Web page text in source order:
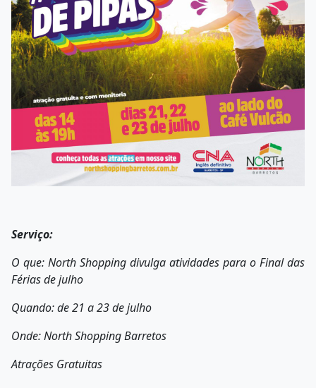
Serviço:
O que: North Shopping divulga atividades para o Final das
Férias de julho
Quando: de 21 a 23 de julho
Onde: North Shopping Barretos
Atrações Gratuitas